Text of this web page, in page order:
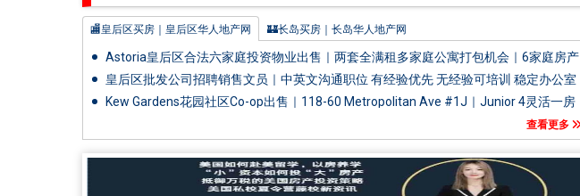
🏬皇后区买房｜皇后区华人地产网
🏰长岛买房｜长岛华人地产网
🏙️曼哈顿买房｜曼哈顿华人地产网
🌉布鲁克林买房｜布鲁克林地产网
🌁史丹顿岛买房｜史丹顿岛华人地产
🎆布朗士买房｜布朗士华人地产网
🏭美国生意转让｜华人生意买卖网🔥
纽约其他区买房｜纽约华人地产网
Astoria皇后区合法六家庭投资物业出售｜两套全满租多家庭公寓打包机会｜6家庭房产
稳定现金流回报
皇后区批发公司招聘销售文员｜中英文沟通职位 有经验优先 无经验可培训 稳定办公室
工作
Kew Gardens花园社区Co-op出售｜118-60 Metropolitan Ave #1J｜Junior 4灵活一房
查看更多